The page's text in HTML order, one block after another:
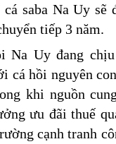
saba Na Uy sẽ
tiếp 3 năm.
Na Uy đang
cá hồi nguyên
khi nguồn
ưu đãi thuế
cạnh tranh